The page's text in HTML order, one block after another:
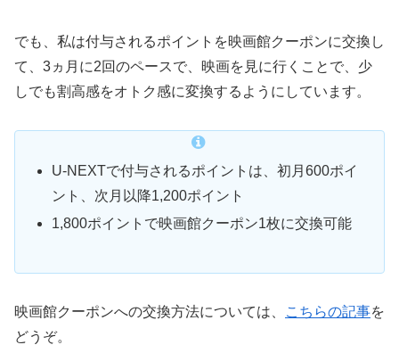
でも、私は付与されるポイントを映画館クーポンに交換し
て、3ヵ月に2回のペースで、映画を見に行くことで、少
しでも割高感をオトク感に変換するようにしています。
U-NEXTで付与されるポイントは、初月600ポイ
ント、次月以降1,200ポイント
1,800ポイントで映画館クーポン1枚に交換可能
映画館クーポンへの交換方法については、 こちらの記事を
どうぞ。